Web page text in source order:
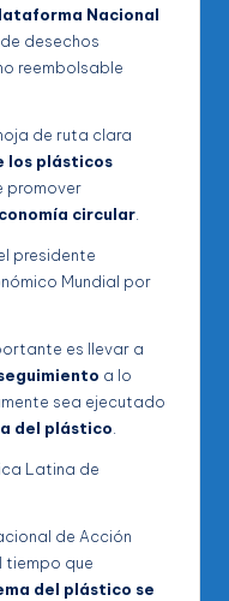
Nacional
desechos
reembolsable
de ruta clara
los plásticos
promover
circular
presidente
Mundial por
es llevar a
a lo
sea ejecutado
del plástico
Latina de
de Acción
tiempo que
del plástico se